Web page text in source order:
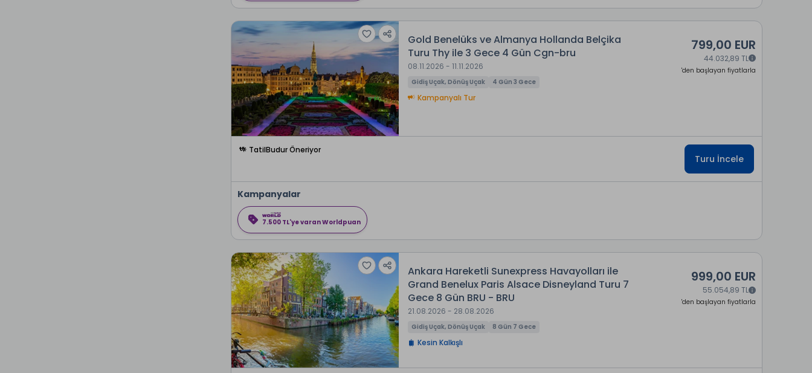
Gold Benelüks ve Almanya Hollanda Belçika
Turu Thy ile 3 Gece 4 Gün Cgn-bru
08.11.2026 - 11.11.2026
Gidiş Uçak, Dönüş Uçak 4 Gün 3 Gece
Kampanyalı Tur
799,00 EUR
44.032,89 TL
'den başlayan fiyatlarla
TatilBudur Öneriyor
Turu İncele
Kampanyalar
7.500 TL'ye varan Worldpuan
Ankara Hareketli Sunexpress Havayolları ile
Grand Benelux Paris Alsace Disneyland Turu 7
Gece 8 Gün BRU - BRU
21.08.2026 - 28.08.2026
Gidiş Uçak, Dönüş Uçak 8 Gün 7 Gece
Kesin Kalkışlı
999,00 EUR
55.054,89 TL
'den başlayan fiyatlarla